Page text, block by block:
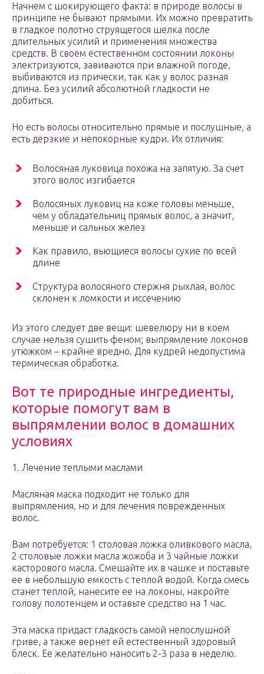
Начнем с шокирующего факта: в природе волосы в
принципе не бывают прямыми. Их можно превратить
в гладкое полотно струящегося шелка после
длительных усилий и применения множества
средств. В своем естественном состоянии локоны
электризуются, завиваются при влажной погоде,
выбиваются из прически, так как у волос разная
длина. Без усилий абсолютной гладкости не
добиться.
Но есть волосы относительно прямые и послушные, а
есть дерзкие и непокорные кудри. Их отличия:
Волосяная луковица похожа на запятую. За счет
этого волос изгибается
Волосяных луковиц на коже головы меньше,
чем у обладательниц прямых волос, а значит,
меньше и сальных желез
Как правило, вьющиеся волосы сухие по всей
длине
Структура волосяного стержня рыхлая, волос
склонен к ломкости и иссечению
Из этого следует две вещи: шевелюру ни в коем
случае нельзя сушить феном; выпрямление локонов
утюжком – крайне вредно. Для кудрей недопустима
термическая обработка.
Вот те природные ингредиенты,
которые помогут вам в
выпрямлении волос в домашних
условиях
1. Лечение теплыми маслами
Масляная маска подходит не только для
выпрямления, но и для лечения поврежденных
волос.
Вам потребуется: 1 столовая ложка оливкового масла,
2 столовые ложки масла жожоба и 3 чайные ложки
касторового масла. Смешайте их в чашке и поставьте
ее в небольшую емкость с теплой водой. Когда смесь
станет теплой, нанесите ее на локоны, накройте
голову полотенцем и оставьте средство на 1 час.
Эта маска придаст гладкость самой непослушной
гриве, а также вернет ей естественный здоровый
блеск. Ее желательно наносить 2-3 раза в неделю.